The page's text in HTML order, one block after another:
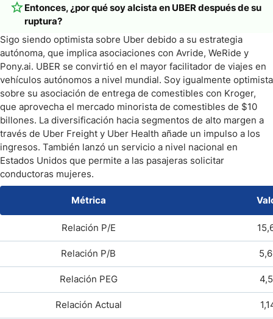
Entonces, ¿por qué soy alcista en UBER después de su
ruptura?
Sigo siendo optimista sobre Uber debido a su estrategia
autónoma, que implica asociaciones con Avride, WeRide y
Pony.ai. UBER se convirtió en el mayor facilitador de viajes en
vehículos autónomos a nivel mundial. Soy igualmente optimista
sobre su asociación de entrega de comestibles con Kroger,
que aprovecha el mercado minorista de comestibles de $10
billones. La diversificación hacia segmentos de alto margen a
través de Uber Freight y Uber Health añade un impulso a los
ingresos. También lanzó un servicio a nivel nacional en
Estados Unidos que permite a las pasajeras solicitar
conductoras mujeres.
Métrica
Relación P/E
Relación P/B
Relación PEG
Relación Actual